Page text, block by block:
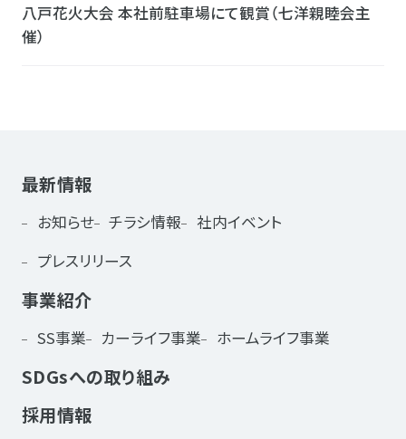
八戸花火大会 本社前駐車場にて観賞（七洋親睦会主
催）
最新情報
お知らせ チラシ情報
社内イベント
プレスリリース
事業紹介
SS事業 カーライフ事業 ホームライフ事業
SDGsへの取り組み
採用情報